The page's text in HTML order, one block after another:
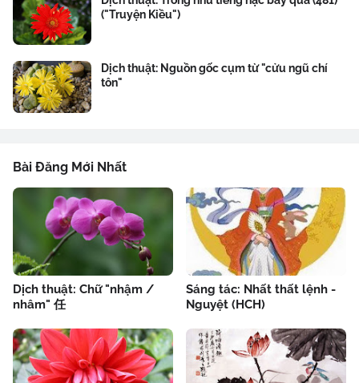
("Truyện Kiều")
Dịch thuật: Nguồn gốc cụm từ "cửu ngũ chí
tôn"
Bài Đăng Mới Nhất
Dịch thuật: Chữ "nhậm /
nhâm" 任
Sáng tác: Nhất thất lệnh -
Nguyệt (HCH)